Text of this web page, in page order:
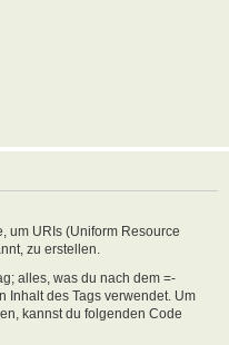
um URIs (Uniform Resource
zu erstellen.
alles, was du nach dem =-
Inhalt des Tags verwendet. Um
kannst du folgenden Code